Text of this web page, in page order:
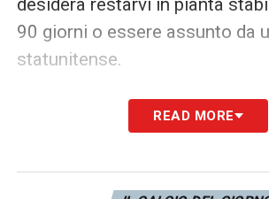
90 giorni o essere assunto da
statunitense.
Per quanto riguarda lavalidità
dell’autorizzazione elettronica
due anni dal momento del
READ MORE